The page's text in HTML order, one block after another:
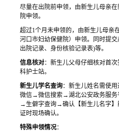
尽量在出院前申领，由新生儿母亲
院申领。
超过1个月未申领的，由新生儿母亲
河口市妇幼保健院）申领。
同时提
出院记录、身份核验记录表)等。
信息核对：新生儿父母仔细核对首
科护士站。
新生儿学名查询：新生儿姓名需使用
微信→微信搜索→湖北公安政务服
→生僻字查询→确认【新生儿名字】
证时现场确认。
特殊申领情况：